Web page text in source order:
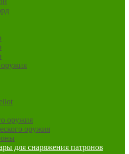
оружия
оружия
оружия
для снаряжения патронов